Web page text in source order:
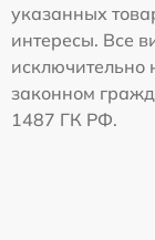
указанных
интересы. Все
исключительно
законном
1487 ГК РФ.